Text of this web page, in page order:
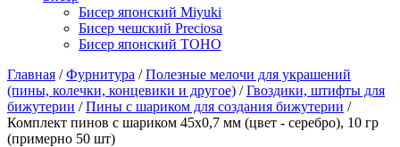
Бисер японский Miyuki
Бисер чешский Preciosa
Бисер японский TOHO
Главная /Фурнитура /Полезные мелочи для украшений
(пины, колечки, концевики и другое) /Гвоздики, штифты для
бижутерии /Пины с шариком для создания бижутерии /
Комплект пинов с шариком 45х0,7 мм (цвет - серебро), 10 гр
(примерно 50 шт)